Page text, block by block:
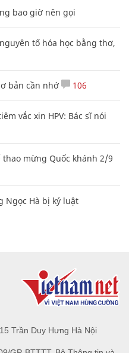
bao giờ nên gọi
tố hóa học bằng thơ,
bản cần nhớ 106
vắc xin HPV: Bác sĩ nói
mừng Quốc khánh 2/9
Ngọc Hà bị kỷ luật
Trần Duy Hưng Hà Nội